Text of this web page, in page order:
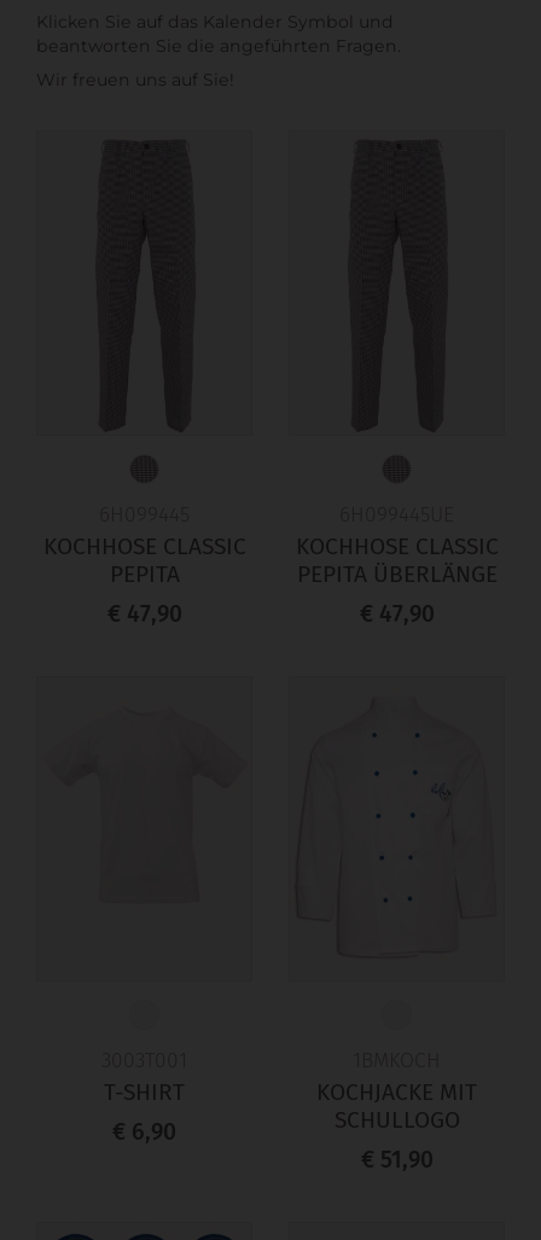
Klicken Sie auf das Kalender Symbol und
beantworten Sie die angeführten Fragen.
Wir freuen uns auf Sie!
KOCHHOSE CLASSIC
PEPITA
€ 47,90
KOCHHOSE CLASSIC
PEPITA ÜBERLÄNGE
€ 47,90
T-SHIRT
€ 6,90
KOCHJACKE MIT
SCHULLOGO
€ 51,90